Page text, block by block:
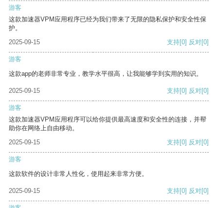
游客
这款加速器VPM应用程序已经为我们带来了无限的隐私保护和安全性保
护。
2025-09-15
支持[0] 反对[0]
游客
这款app的老师非常专业，教学水平很高，让我能够学到实用的知识。
2025-09-15 支持[0] 反对[0]
游客
这款加速器VPM应用程序可以给你提供最高速度和安全性的连接，并帮
助你在网络上自由移动。
2025-09-15
支持[0] 反对[0]
游客
这款软件的设计非常人性化，使用起来非常方便。
2025-09-15 支持[0] 反对[0]